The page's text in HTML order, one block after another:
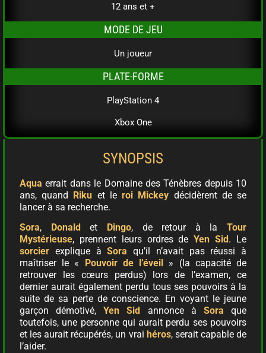
12 ans et +
MODE DE JEU
Un joueur
PLATE-FORME
PlayStation 4
Xbox One
SYNOPSIS
Aqua errait dans le Domaine des Ténèbres depuis 10
ans, quand Riku et leroi Mickey décidèrent de se
lancer à sa recherche.
Sora, Donald et Dingo, de retour à la Tour
Mystérieuse, prennent leurs ordres deYen Sid . Le
sorcier explique àSora qu’il n’avait pas réussi à
maîtriser le «
Pouvoir de l’éveil
» (la capacité de
retrouver les cœurs perdus) lors de l’examen, ce
dernier aurait également perdu tous ses pouvoirs à la
suite de sa perte de conscience. En voyant le jeune
garçon démotivé,Yen Sid annonce à Sora
que
toutefois, une personne qui aurait perdu ses pouvoirs
et les aurait récupérés, un vrai héros, serait capable de
l’aider.